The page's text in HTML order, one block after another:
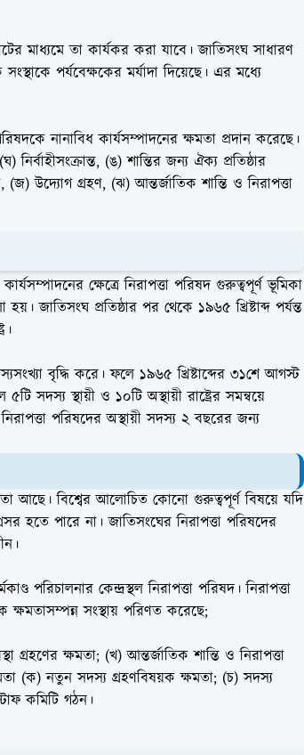
মাধ্যমে তা কার্যকর করা যাবে। জাতিসংঘ সাধারণ
পর্যবেক্ষকের মর্যাদা দিয়েছে। এর মধ্যে
নানাবিধ কার্যসম্পাদনের ক্ষমতা প্রদান করেছে।
(ঙ) শান্তির জন্য ঐক্য প্রতিষ্ঠার
উদ্যোগ গ্রহণ, (ঝ) আন্তর্জাতিক শান্তি ও নিরাপত্তা
ক্ষেত্রে নিরাপত্তা পরিষদ গুরুত্বপূর্ণ ভূমিকা
জাতিসংঘ প্রতিষ্ঠার পর থেকে ১৯৬৫ খ্রিষ্টাব্দ পর্যন্ত
বৃদ্ধি করে। ফলে ১৯৬৫ খ্রিষ্টাব্দের ৩১শে আগস্ট
সদস্য স্থায়ী ও ১০টি অস্থায়ী রাষ্ট্রের সমন্বয়ে
পরিষদের অস্থায়ী সদস্য ২ বছরের জন্য
আছে। বিশ্বের আলোচিত কোনো গুরুত্বপূর্ণ বিষয়ে যদি
হতে পারে না। জাতিসংঘের নিরাপত্তা পরিষদের
পরিচালনার কেন্দ্রস্থল নিরাপত্তা পরিষদ। নিরাপত্তা
ক্ষমতাসম্পন্ন সংস্থায় পরিণত করেছে;
গ্রহণের ক্ষমতা; (খ) আন্তর্জাতিক শান্তি ও নিরাপত্তা
(ক) নতুন সদস্য গ্রহণবিষয়ক ক্ষমতা; (চ) সদস্য
কমিটি গঠন।